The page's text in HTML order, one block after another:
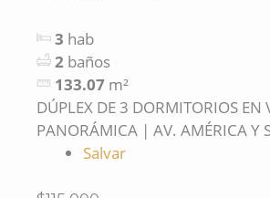
3 hab
2 baños
133.07 m²
DÚPLEX DE 3 DORMITORIOS EN
PANORÁMICA | AV. AMÉRICA Y
Salvar